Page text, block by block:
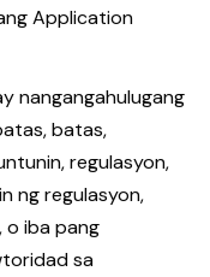
Application
nangangahulugang
batas,
regulasyon,
ng regulasyon,
o iba pang
sa